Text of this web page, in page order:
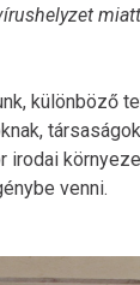
különböző
irodai
venni.